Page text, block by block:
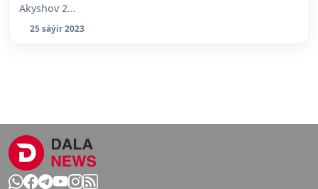
Akyshov 2...
25 sáýir 2023